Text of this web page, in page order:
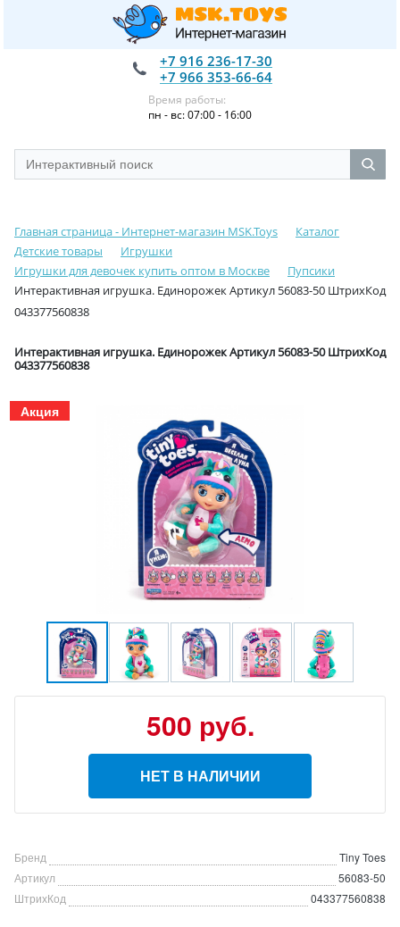
+7 916 236-17-30
+7 966 353-66-64
Время работы:
пн - вс: 07:00 - 16:00
Главная страница - Интернет-магазин MSK.Toys
Каталог
Детские товары
Игрушки
Игрушки для девочек купить оптом в Москве
Пупсики
Интерактивная игрушка. Единорожек Артикул 56083-50 ШтрихКод
043377560838
Интерактивная игрушка. Единорожек Артикул 56083-50 ШтрихКод
043377560838
Акция
500 руб.
НЕТ В НАЛИЧИИ
Бренд
Tiny Toes
Артикул
56083-50
ШтрихКод
043377560838